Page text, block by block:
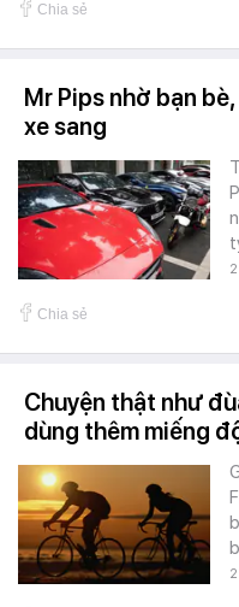
Chia sẻ
Mr Pips nhờ bạn
xe sang
Chia sẻ
Chuyện thật như
dùng thêm miếng